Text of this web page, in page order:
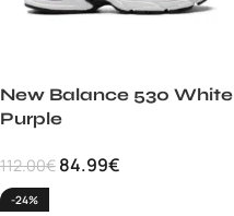
New Balance 530 White
Purple
112.00€ 84.99€
-24%